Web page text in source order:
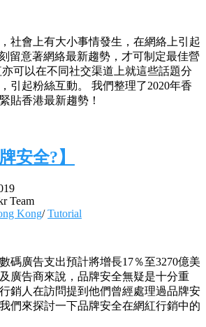
社會上有大小事情發生，在網絡上引起
留意著網絡最新趨勢，才可制定最佳營
可以在不同社交渠道上就這些話題分
引起粉絲互動。 我們整理了2020年香
貼香港最新趨勢！
安全?】
Team
Kong/Tutorial
碼廣告支出預計將增長17％至3270億美
廣告商來說，品牌安全無疑是十分重
銷人在訪問提到他們曾經處理過品牌安
們來探討一下品牌安全在網紅行銷中的